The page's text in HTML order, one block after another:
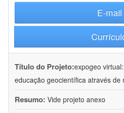
E-mail
Título do Projeto:expogeo
educação geocientífica através de
Resumo: Vide projeto anexo